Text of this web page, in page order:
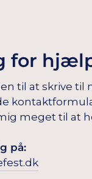
for
til at skrive til
meget til at
på: